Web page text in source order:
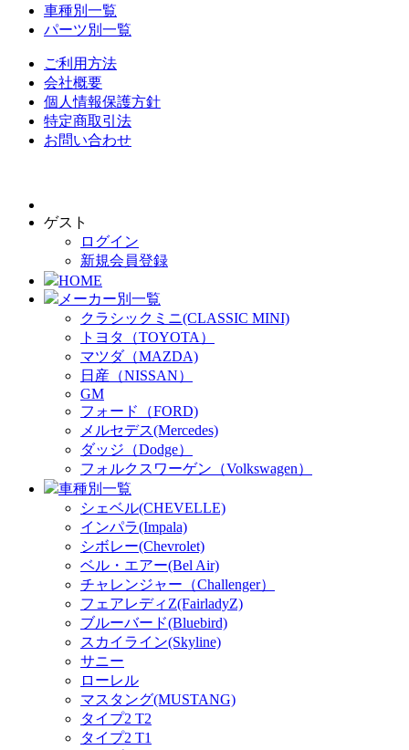
車種別一覧
パーツ別一覧
ご利用方法
会社概要
個人情報保護方針
特定商取引法
お問い合わせ
ゲスト
ログイン
新規会員登録
HOME
メーカー別一覧
クラシックミニ(CLASSIC MINI)
トヨタ（TOYOTA）
マツダ（MAZDA)
日産（NISSAN）
GM
フォード（FORD)
メルセデス(Mercedes)
ダッジ（Dodge）
フォルクスワーゲン（Volkswagen）
車種別一覧
シェベル(CHEVELLE)
インパラ(Impala)
シボレー(Chevrolet)
ベル・エアー(Bel Air)
チャレンジャー（Challenger）
フェアレディZ(FairladyZ)
ブルーバード(Bluebird)
スカイライン(Skyline)
サニー
ローレル
マスタング(MUSTANG)
タイプ2 T2
タイプ2 T1